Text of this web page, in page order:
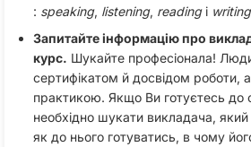
: speaking, listening, readingі writing
Запитайте інформацію про
курс. Шукайте професіонала!
сертифікатом й досвідом роботи,
практикою. Якщо Ви готуєтесь до
необхідно шукати викладача, який
як до нього готуватись, в чому